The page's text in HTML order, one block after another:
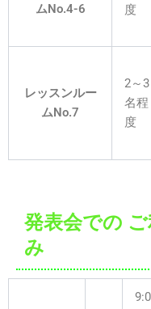
ムNo.4-6
度
レッスンルー
ムNo.7
2～3
名程
度
発表会での
み